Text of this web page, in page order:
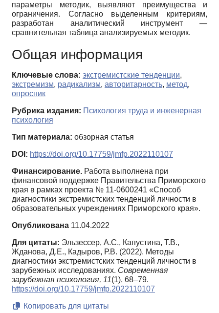
параметры методик, выявляют преимущества и
ограничения. Согласно выделенным критериям,
разработан аналитический инструмент —
сравнительная таблица анализируемых методик.
Общая информация
Ключевые слова: экстремистские тенденции,
экстремизм, радикализм, авторитарность, метод,
опросник
Рубрика издания: Психология труда и инженерная
психология
Тип материала: обзорная статья
DOI: https://doi.org/10.17759/jmfp.2022110107
Финансирование. Работа выполнена при
финансовой поддержке Правительства Приморского
края в рамках проекта № 11-0600241 «Способ
диагностики экстремистских тенденций личности в
образовательных учреждениях Приморского края».
Опубликована 11.04.2022
Для цитаты: Эльзессер, А.С., Капустина, Т.В.,
Жданова, Д.Е., Кадыров, Р.В. (2022). Методы
диагностики экстремистских тенденций личности в
зарубежных исследованиях. Современная
зарубежная психология, 11(1), 68–79.
https://doi.org/10.17759/jmfp.2022110107
Копировать для цитаты